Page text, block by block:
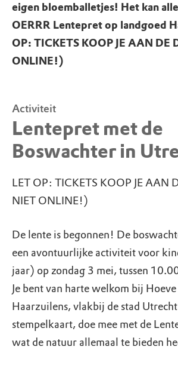
eigen bloemballetjes! Het kan
OERRR Lentepret op landgoed
OP: TICKETS KOOP JE AAN DE
ONLINE!)
Activiteit
Lentepret met de
Boswachter in
LET OP: TICKETS KOOP JE AAN
NIET ONLINE!)
De lente is begonnen! De
een avontuurlijke activiteit voor
jaar) op zondag 3 mei, tussen
Je bent van harte welkom bij
Haarzuilens, vlakbij de stad
stempelkaart, doe mee met de
wat de natuur allemaal te bieden